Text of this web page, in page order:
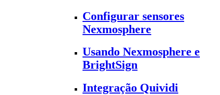
Configurar sensores
Nexmosphere
Usando Nexmosphere e
BrightSign
Integração Quividi